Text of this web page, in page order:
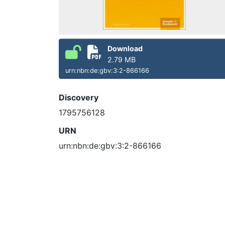
Download
2.79 MB
urn:nbn:de:gbv:3:2-866166
Discovery
1795756128
URN
urn:nbn:de:gbv:3:2-866166